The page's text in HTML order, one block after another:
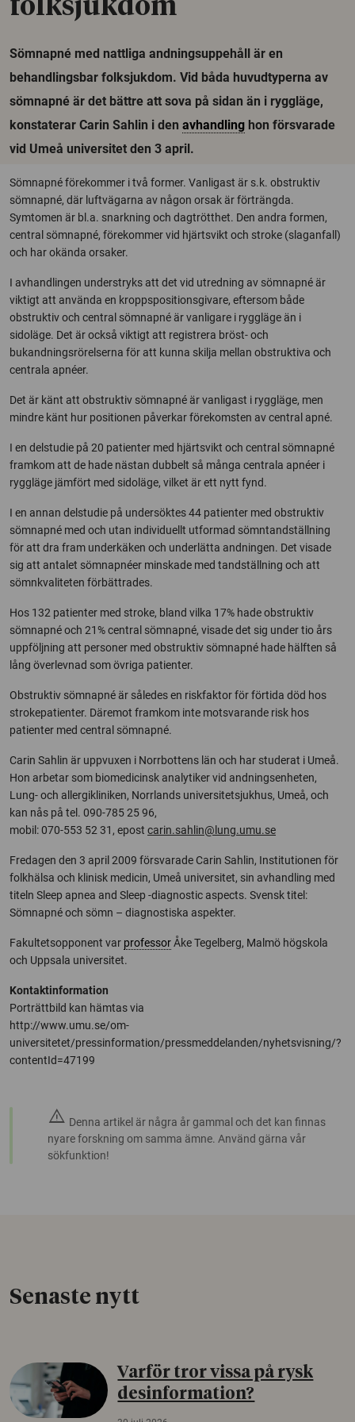
folksjukdom
Sömnapné med nattliga andningsuppehåll är en
behandlingsbar folksjukdom. Vid båda huvudtyperna av
sömnapné är det bättre att sova på sidan än i ryggläge,
konstaterar Carin Sahlin i den avhandling hon försvarade
vid Umeå universitet den 3 april.
Sömnapné förekommer i två former. Vanligast är s.k. obstruktiv
sömnapné, där luftvägarna av någon orsak är förträngda.
Symtomen är bl.a. snarkning och dagtrötthet. Den andra formen,
central sömnapné, förekommer vid hjärtsvikt och stroke (slaganfall)
och har okända orsaker.
I avhandlingen understryks att det vid utredning av sömnapné är
viktigt att använda en kroppspositionsgivare, eftersom både
obstruktiv och central sömnapné är vanligare i ryggläge än i
sidoläge. Det är också viktigt att registrera bröst- och
bukandningsrörelserna för att kunna skilja mellan obstruktiva och
centrala apnéer.
Det är känt att obstruktiv sömnapné är vanligast i ryggläge, men
mindre känt hur positionen påverkar förekomsten av central apné.
I en delstudie på 20 patienter med hjärtsvikt och central sömnapné
framkom att de hade nästan dubbelt så många centrala apnéer i
ryggläge jämfört med sidoläge, vilket är ett nytt fynd.
I en annan delstudie på undersöktes 44 patienter med obstruktiv
sömnapné med och utan individuellt utformad sömntandställning
för att dra fram underkäken och underlätta andningen. Det visade
sig att antalet sömnapnéer minskade med tandställning och att
sömnkvaliteten förbättrades.
Hos 132 patienter med stroke, bland vilka 17% hade obstruktiv
sömnapné och 21% central sömnapné, visade det sig under tio års
uppföljning att personer med obstruktiv sömnapné hade hälften så
lång överlevnad som övriga patienter.
Obstruktiv sömnapné är således en riskfaktor för förtida död hos
strokepatienter. Däremot framkom inte motsvarande risk hos
patienter med central sömnapné.
Carin Sahlin är uppvuxen i Norrbottens län och har studerat i Umeå.
Hon arbetar som biomedicinsk analytiker vid andningsenheten,
Lung- och allergikliniken, Norrlands universitetsjukhus, Umeå, och
kan nås på tel. 090-785 25 96,
mobil: 070-553 52 31, epost carin.sahlin@lung.umu.se
Fredagen den 3 april 2009 försvarade Carin Sahlin, Institutionen för
folkhälsa och klinisk medicin, Umeå universitet, sin avhandling med
titeln Sleep apnea and Sleep -diagnostic aspects. Svensk titel:
Sömnapné och sömn – diagnostiska aspekter.
Fakultetsopponent var professorÅke Tegelberg, Malmö högskola
och Uppsala universitet.
Kontaktinformation
Porträttbild kan hämtas via
http://www.umu.se/om-
universitetet/pressinformation/pressmeddelanden/nyhetsvisning/?
contentId=47199
warning Denna artikel är några år gammal och det kan finnas
nyare forskning om samma ämne. Använd gärna vår
sökfunktion!
Senaste nytt
Varför tror vissa på rysk
desinformation?